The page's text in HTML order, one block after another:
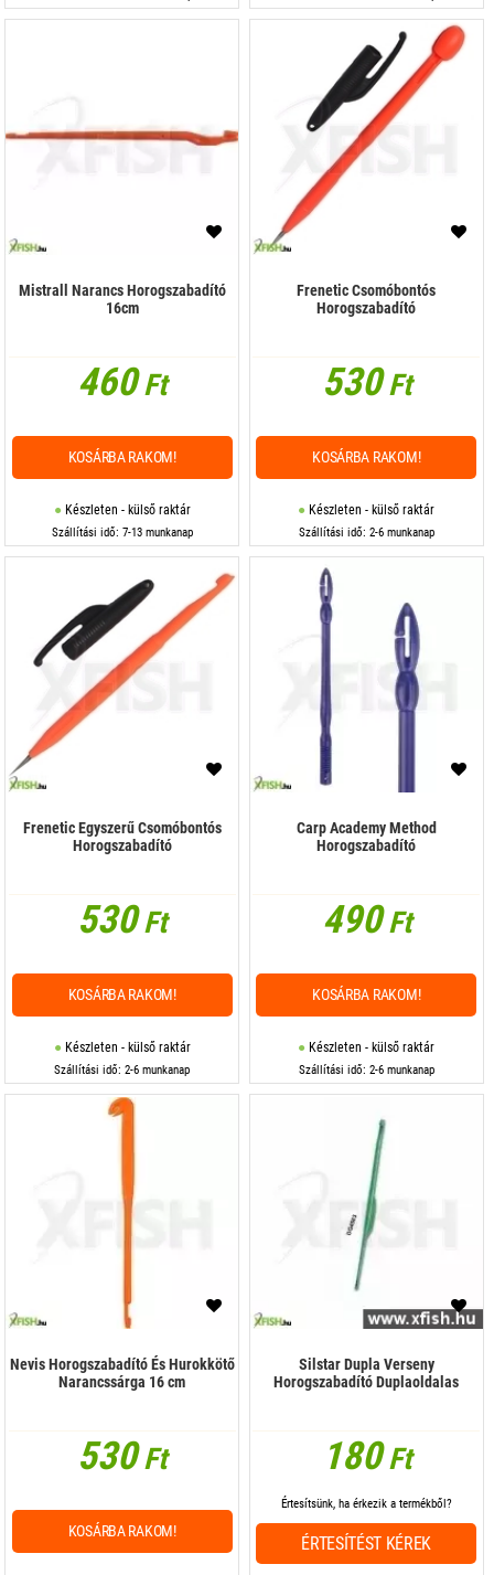
Mistrall Narancs Horogszabadító
16cm
460Ft
Készleten - külső raktár
Szállítási idő: 7-13 munkanap
KOSÁRBA RAKOM!
Frenetic Csomóbontós
Horogszabadító
530Ft
Készleten - külső raktár
Szállítási idő: 2-6 munkanap
KOSÁRBA RAKOM!
Frenetic Egyszerű Csomóbontós
Horogszabadító
530Ft
Készleten - külső raktár
Szállítási idő: 2-6 munkanap
KOSÁRBA RAKOM!
Carp Academy Method
Horogszabadító
490Ft
Készleten - külső raktár
Szállítási idő: 2-6 munkanap
KOSÁRBA RAKOM!
Nevis Horogszabadító És Hurokkötő
Narancssárga 16 cm
530Ft
KOSÁRBA RAKOM!
Silstar Dupla Verseny
Horogszabadító Duplaoldalas
180Ft
Értesítsünk, ha érkezik a termékből?
ÉRTESÍTÉST KÉREK